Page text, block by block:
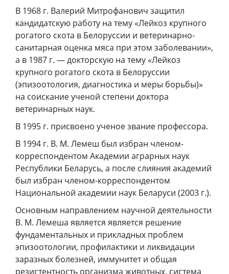
В 1968 г. Валерий Митрофанович защитил
кандидатскую работу на тему «Лейкоз крупного
рогатого скота в Белоруссии и ветеринарно-
санитарная оценка мяса при этом заболевании»,
а в 1987 г. — докторскую на тему «Лейкоз
крупного рогатого скота в Белоруссии
(эпизоотология, диагностика и меры борьбы)»
на соискание ученой степени доктора
ветеринарных наук.
В 1995 г. присвоено ученое звание профессора.
В 1994 г. В. М. Лемеш был избран членом-
корреспондентом Академии аграрных наук
Республики Беларусь, а после слияния академий
был избран членом-корреспондентом
Национальной академии наук Беларуси (2003 г.).
Основным направлением научной деятельности
В. М. Лемеша является является решение
фундаментальных и прикладных проблем
эпизоотологии, профилактики и ликвидации
заразных болезней, иммунитет и общая
резистентность организма животных, система